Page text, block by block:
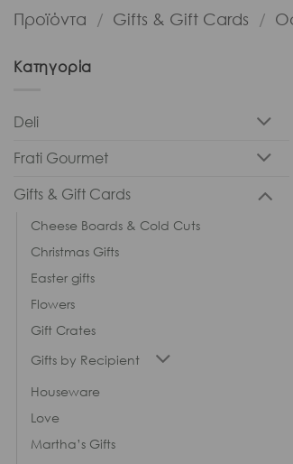
Προϊόντα / Gifts & Gift Cards /
Κατηγορία
Deli
Frati Gourmet
Gifts & Gift Cards
Cheese Boards & Cold Cuts
Christmas Gifts
Easter gifts
Flowers
Gift Crates
Gifts by Recipient
Houseware
Love
Martha’s Gifts